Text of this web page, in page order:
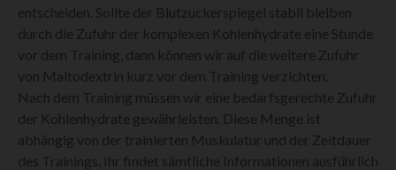
entscheiden. Sollte der Blutzuckerspiegel stabil bleiben
durch die Zufuhr der komplexen Kohlenhydrate eine Stunde
vor dem Training, dann können wir auf die weitere Zufuhr
von Maltodextrin kurz vor dem Training verzichten.
Nach dem Training müssen wir eine bedarfsgerechte Zufuhr
der Kohlenhydrate gewährleisten. Diese Menge ist
abhängig von der trainierten Muskulatur und der Zeitdauer
des Trainings. Ihr findet sämtliche Informationen ausführlich